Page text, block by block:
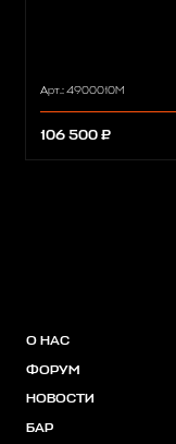
Арт.: 4900010М
106 500 ₽
О НАС
ФОРУМ
НОВОСТИ
БАР